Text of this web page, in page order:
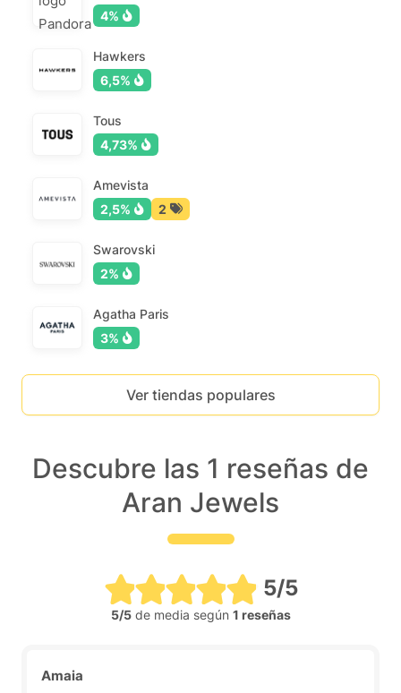
4%
Hawkers
6,5%
Tous
4,73%
Amevista
2,5%
2
Swarovski
2%
Agatha Paris
3%
Ver tiendas populares
Descubre las 1 reseñas de
Aran Jewels
5/5
5/5de media según 1 reseñas
Amaia